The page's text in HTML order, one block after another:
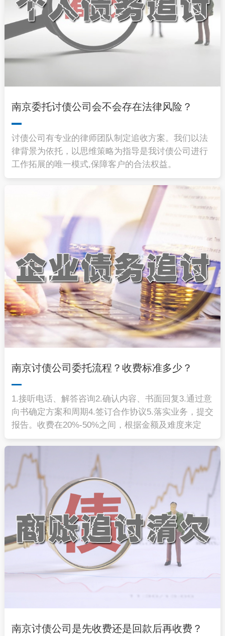
南京委托讨债公司会不会存在法律风险？
讨债公司有专业的律师团队制定追收方案。我们以法
律背景为依托，以思维策略为指导是我讨债公司进行
工作拓展的唯一模式,保障客户的合法权益。
南京讨债公司委托流程？收费标准多少？
1.接听电话、解答咨询2.确认内容、书面回复3.通过意
向书确定方案和周期4.签订合作协议5.落实业务，提交
报告。收费在20%-50%之间，根据金额及难度来定
南京讨债公司是先收费还是回款后再收费？